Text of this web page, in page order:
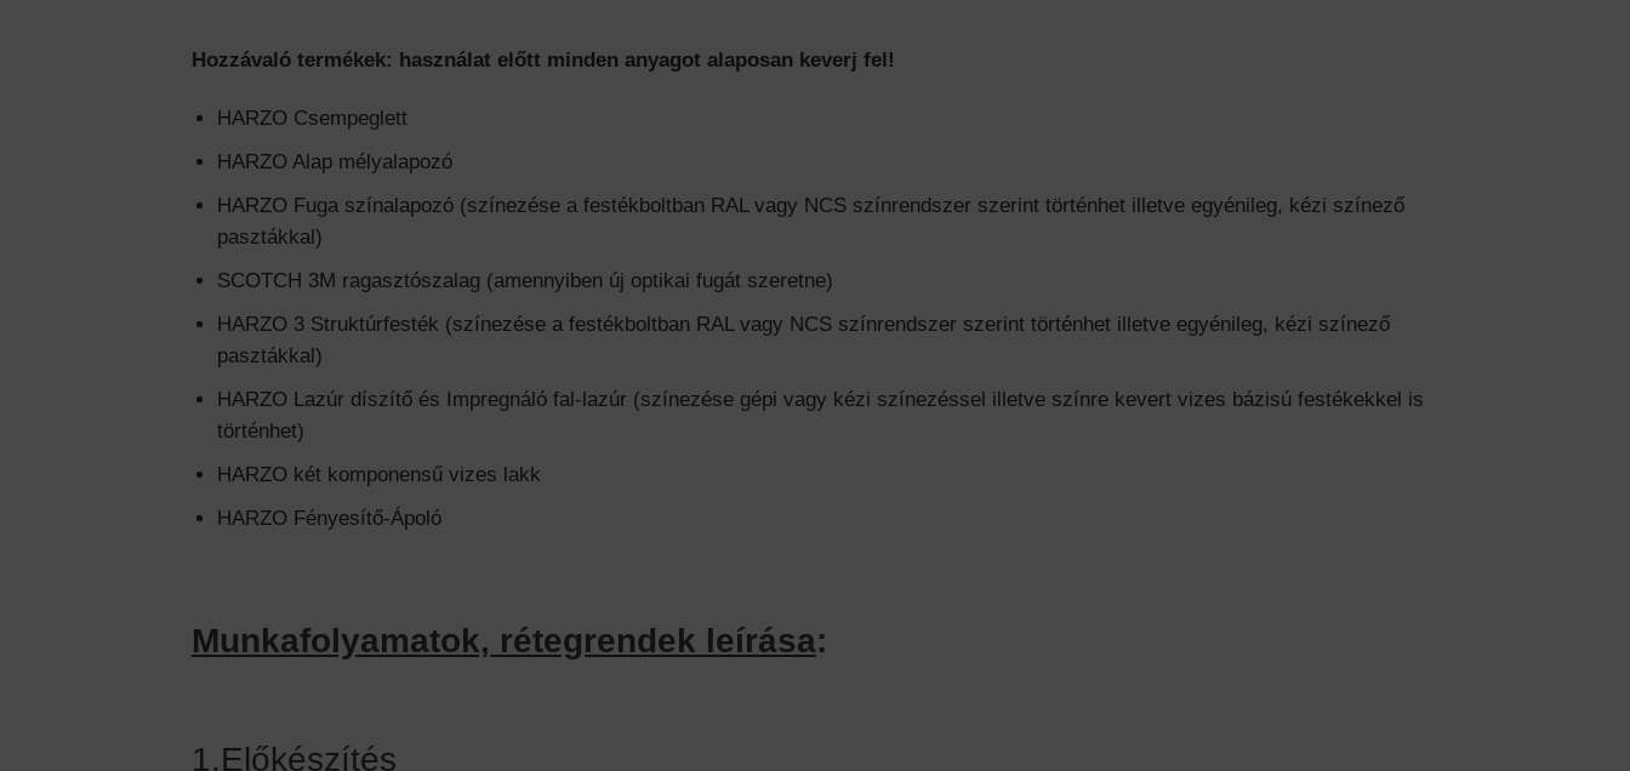
Hozzávaló termékek: használat előtt minden anyagot alaposan keverj fel!
HARZO Csempeglett
HARZO Alap mélyalapozó
HARZO Fuga színalapozó (színezése a festékboltban RAL vagy NCS színrendszer szerint történhet illetve egyénileg, kézi színező
pasztákkal)
SCOTCH 3M ragasztószalag (amennyiben új optikai fugát szeretne)
HARZO 3 Struktúrfesték (színezése a festékboltban RAL vagy NCS színrendszer szerint történhet illetve egyénileg, kézi színező
pasztákkal)
HARZO Lazúr díszítő és Impregnáló fal-lazúr (színezése gépi vagy kézi színezéssel illetve színre kevert vizes bázisú festékekkel is
történhet)
HARZO két komponensű vizes lakk
HARZO Fényesítő-Ápoló
Munkafolyamatok, rétegrendek leírása:
1.Előkészítés